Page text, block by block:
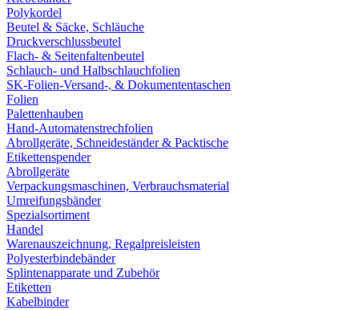
Polykordel
Beutel & Säcke, Schläuche
Druckverschlussbeutel
Flach- & Seitenfaltenbeutel
Schlauch- und Halbschlauchfolien
SK-Folien-Versand-, & Dokumententaschen
Folien
Palettenhauben
Hand-Automatenstrechfolien
Abrollgeräte, Schneideständer & Packtische
Etikettenspender
Abrollgeräte
Verpackungsmaschinen, Verbrauchsmaterial
Umreifungsbänder
Spezialsortiment
Handel
Warenauszeichnung, Regalpreisleisten
Polyesterbindebänder
Splintenapparate und Zubehör
Etiketten
Kabelbinder